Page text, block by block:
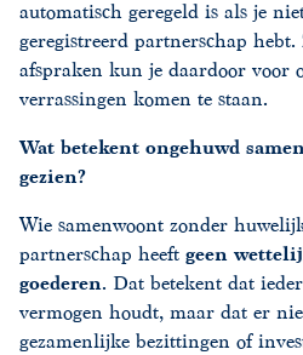
automatisch geregeld is als je
geregistreerd partnerschap
afspraken kun je daardoor voor
verrassingen komen te staan.
Wat betekent ongehuwd
gezien?
Wie samenwoont zonder
partnerschap heeft geen
goederen. Dat betekent dat
vermogen houdt, maar dat er
gezamenlijke bezittingen of